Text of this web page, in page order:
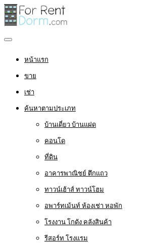
หน้าแรก
ขาย
เช่า
ค้นหาตามประเภท
บ้านเดี่ยว บ้านแฝด
คอนโด
ที่ดิน
อาคารพาณิชย์ ตึกแถว
ทาวน์เฮ้าส์ ทาวน์โฮม
อพาร์ทเม้นท์ ห้องเช่า หอพัก
โรงงาน โกดัง คลังสินค้า
รีสอร์ท โรงแรม